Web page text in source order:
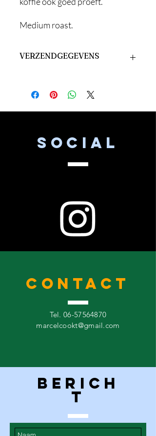
Medium roast.
VERZENDGEGEVENS
euro word het vanaf Sappemeer in een
omtrek van 15 kmgratisbezorgd.
SOCIAL
CONTACT
Tel.06-57564870
marcelcookt@gmail.com
BERICH
T